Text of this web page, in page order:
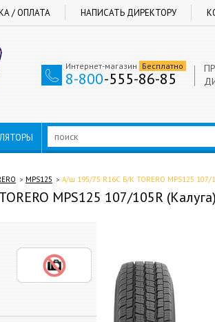
/ ОПЛАТА НАПИСАТЬ ДИРЕКТОРУ
Интернет-магазин Бесплатно
8-800-555-86-85
MPS125 А/ш 195/75 R16C Б/К TORERO MPS125 107/
MPS125 107/105R